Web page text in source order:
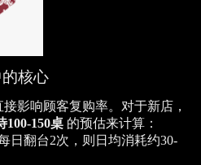
核心
影响顾客复购率。对于新店，
100-150桌 的预估来计算：
日翻台2次，则日均消耗约30-